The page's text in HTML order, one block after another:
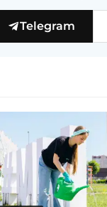
Telegram